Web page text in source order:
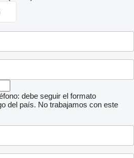
debe seguir el formato
del país. No trabajamos con este